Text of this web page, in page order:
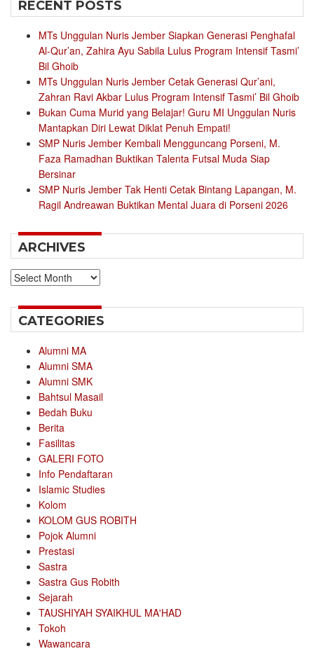
RECENT POSTS
MTs Unggulan Nuris Jember Siapkan Generasi Penghafal
Al-Qur’an, Zahira Ayu Sabila Lulus Program Intensif Tasmi’
Bil Ghoib
MTs Unggulan Nuris Jember Cetak Generasi Qur’ani,
Zahran Ravi Akbar Lulus Program Intensif Tasmi’ Bil Ghoib
Bukan Cuma Murid yang Belajar! Guru MI Unggulan Nuris
Mantapkan Diri Lewat Diklat Penuh Empati!
SMP Nuris Jember Kembali Mengguncang Porseni, M.
Faza Ramadhan Buktikan Talenta Futsal Muda Siap
Bersinar
SMP Nuris Jember Tak Henti Cetak Bintang Lapangan, M.
Ragil Andreawan Buktikan Mental Juara di Porseni 2026
ARCHIVES
Archives
CATEGORIES
Alumni MA
Alumni SMA
Alumni SMK
Bahtsul Masail
Bedah Buku
Berita
Fasilitas
GALERI FOTO
Info Pendaftaran
Islamic Studies
Kolom
KOLOM GUS ROBITH
Pojok Alumni
Prestasi
Sastra
Sastra Gus Robith
Sejarah
TAUSHIYAH SYAIKHUL MA'HAD
Tokoh
Wawancara